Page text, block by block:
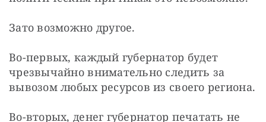
Зато возможно другое.
Во-первых, каждый губернатор будет
чрезвычайно внимательно следить за
вывозом любых ресурсов из своего региона.
Во-вторых, денег губернатор печатать не